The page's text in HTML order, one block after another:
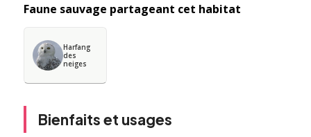
Faune sauvage partageant cet habitat
Harfang
des
neiges
Bienfaits et usages